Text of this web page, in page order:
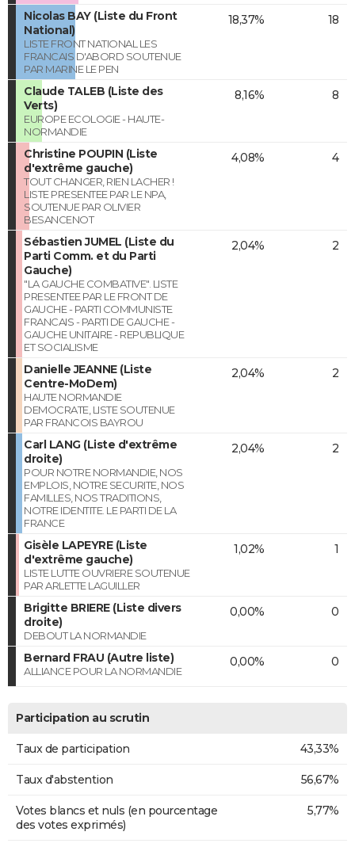
Nicolas BAY (Liste du Front
National)
LISTE FRONT NATIONAL LES
FRANCAIS D'ABORD SOUTENUE
PAR MARINE LE PEN
18,37% 18
Claude TALEB (Liste des
Verts)
EUROPE ECOLOGIE - HAUTE-
NORMANDIE
8,16% 8
Christine POUPIN (Liste
d'extrême gauche)
TOUT CHANGER, RIEN LACHER !
LISTE PRESENTEE PAR LE NPA,
SOUTENUE PAR OLIVIER
BESANCENOT
4,08% 4
Sébastien JUMEL (Liste du
Parti Comm. et du Parti
Gauche)
"LA GAUCHE COMBATIVE". LISTE
PRESENTEE PAR LE FRONT DE
GAUCHE - PARTI COMMUNISTE
FRANCAIS - PARTI DE GAUCHE -
GAUCHE UNITAIRE - REPUBLIQUE
ET SOCIALISME
2,04% 2
Danielle JEANNE (Liste
Centre-MoDem)
HAUTE NORMANDIE
DEMOCRATE, LISTE SOUTENUE
PAR FRANCOIS BAYROU
2,04% 2
Carl LANG (Liste d'extrême
droite)
POUR NOTRE NORMANDIE, NOS
EMPLOIS, NOTRE SECURITE, NOS
FAMILLES, NOS TRADITIONS,
NOTRE IDENTITE. LE PARTI DE LA
FRANCE
2,04% 2
Gisèle LAPEYRE (Liste
d'extrême gauche)
LISTE LUTTE OUVRIERE SOUTENUE
PAR ARLETTE LAGUILLER
1,02% 1
Brigitte BRIERE (Liste divers
droite)
DEBOUT LA NORMANDIE
0,00% 0
Bernard FRAU (Autre liste)
ALLIANCE POUR LA NORMANDIE
0,00% 0
Participation au scrutin
Taux de participation 43,33%
Taux d'abstention 56,67%
Votes blancs et nuls (en pourcentage
des votes exprimés)
5,77%